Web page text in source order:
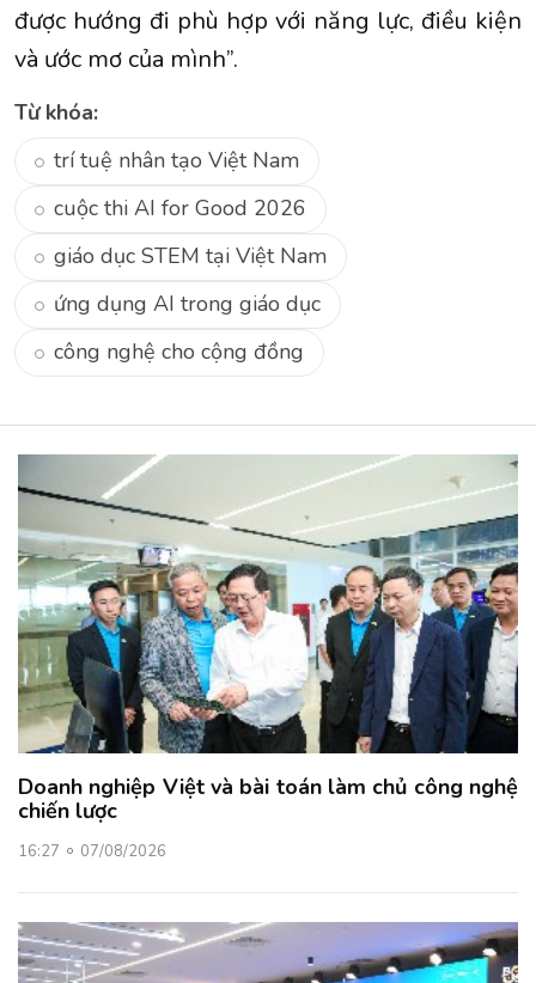
được hướng đi phù hợp với năng lực, điều kiện
và ước mơ của mình”.
Từ khóa:
trí tuệ nhân tạo Việt Nam
cuộc thi AI for Good 2026
giáo dục STEM tại Việt Nam
ứng dụng AI trong giáo dục
công nghệ cho cộng đồng
Doanh nghiệp Việt và bài toán làm chủ công nghệ
chiến lược
16:27 07/08/2026